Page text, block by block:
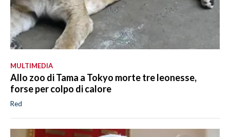
MULTIMEDIA
Allo zoo di Tama a Tokyo morte tre leonesse,
forse per colpo di calore
Red